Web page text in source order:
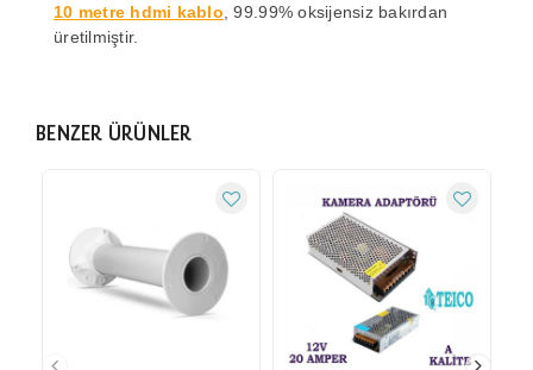
10 metre hdmi kablo , 99.99% oksijensiz bakırdan
üretilmiştir.
BENZER ÜRÜNLER